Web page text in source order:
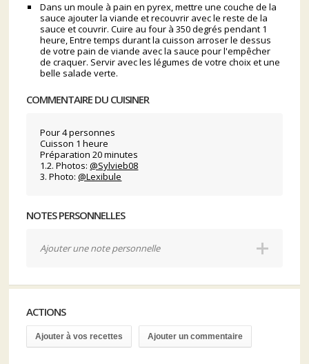
Dans un moule à pain en pyrex, mettre une couche de la
sauce ajouter la viande et recouvrir avec le reste de la
sauce et couvrir. Cuire au four à 350 degrés pendant 1
heure, Entre temps durant la cuisson arroser le dessus
de votre pain de viande avec la sauce pour l'empêcher
de craquer. Servir avec les légumes de votre choix et une
belle salade verte.
COMMENTAIRE DU CUISINER
Pour 4 personnes
Cuisson 1 heure
Préparation 20 minutes
1.2. Photos:@Sylvieb08
3. Photo:@Lexibule
NOTES PERSONNELLES
Ajouter une note personnelle
ACTIONS
Ajouter à vos recettes Ajouter un commentaire